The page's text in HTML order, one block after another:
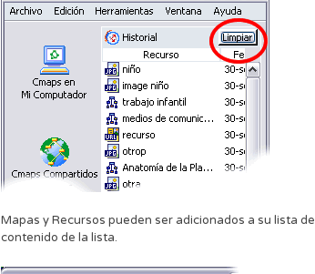
Mapas y Recursos pueden ser adicionados a su lista de
contenido de la lista.